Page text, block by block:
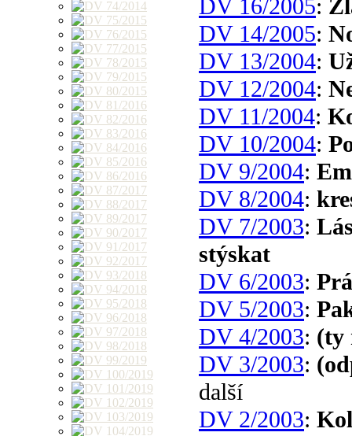
DV 16/2005:
DV 14/2005:
DV 13/2004:
DV 12/2004:
DV 11/2004:
DV 10/2004:
DV 9/2004:
DV 8/2004:
DV 7/2003:
stýskat
DV 6/2003:
DV 5/2003:
DV 4/2003: (ty
DV 3/2003:
další
DV 2/2003: